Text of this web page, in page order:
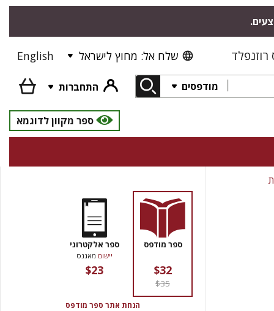
שלח אל: מחוץ לישראל English
מודפסים התחברות
ספר מקוון לדוגמא
ספר מודפס
$32
$35
ספר אלקטרוני
יישום מאגנס
$23
הנחת אתר ספר מודפס